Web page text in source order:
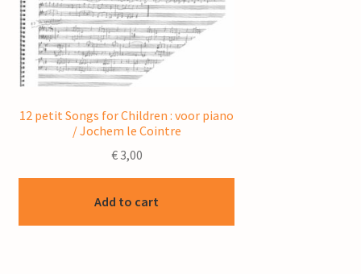
12 petit Songs for Children : voor piano
/ Jochem le Cointre
€3,00
Add to cart